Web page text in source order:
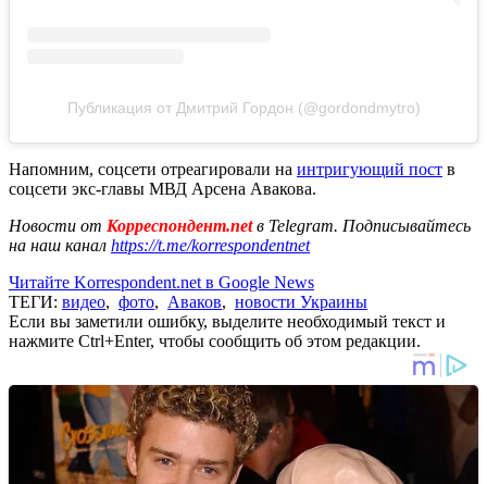
Публикация от Дмитрий Гордон (@gordondmytro)
Напомним, соцсети отреагировали на интригующий пост в
соцсети экс-главы МВД Арсена Авакова.
Новости от Корреспондент.netв Telegram. Подписывайтесь
на наш канал https://t.me/korrespondentnet
Читайте Korrespondent.net в Google News
ТЕГИ: видео, фото, Аваков, новости Украины
Если вы заметили ошибку, выделите необходимый текст и
нажмите Ctrl+Enter, чтобы сообщить об этом редакции.